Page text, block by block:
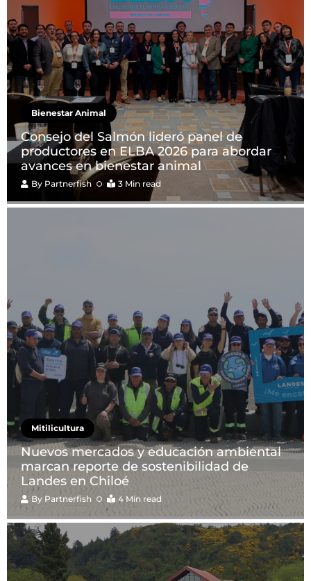
Bienestar Animal
Consejo del Salmón lideró panel de
productores en ELBA 2026 para abordar
avances en bienestar animal
By Partnerfish 3 Min read
Mitilicultura
Nuevos mercados y educación ambiental
marcan reporte de sostenibilidad de
Landes en Chiloé
By Partnerfish 4 Min read